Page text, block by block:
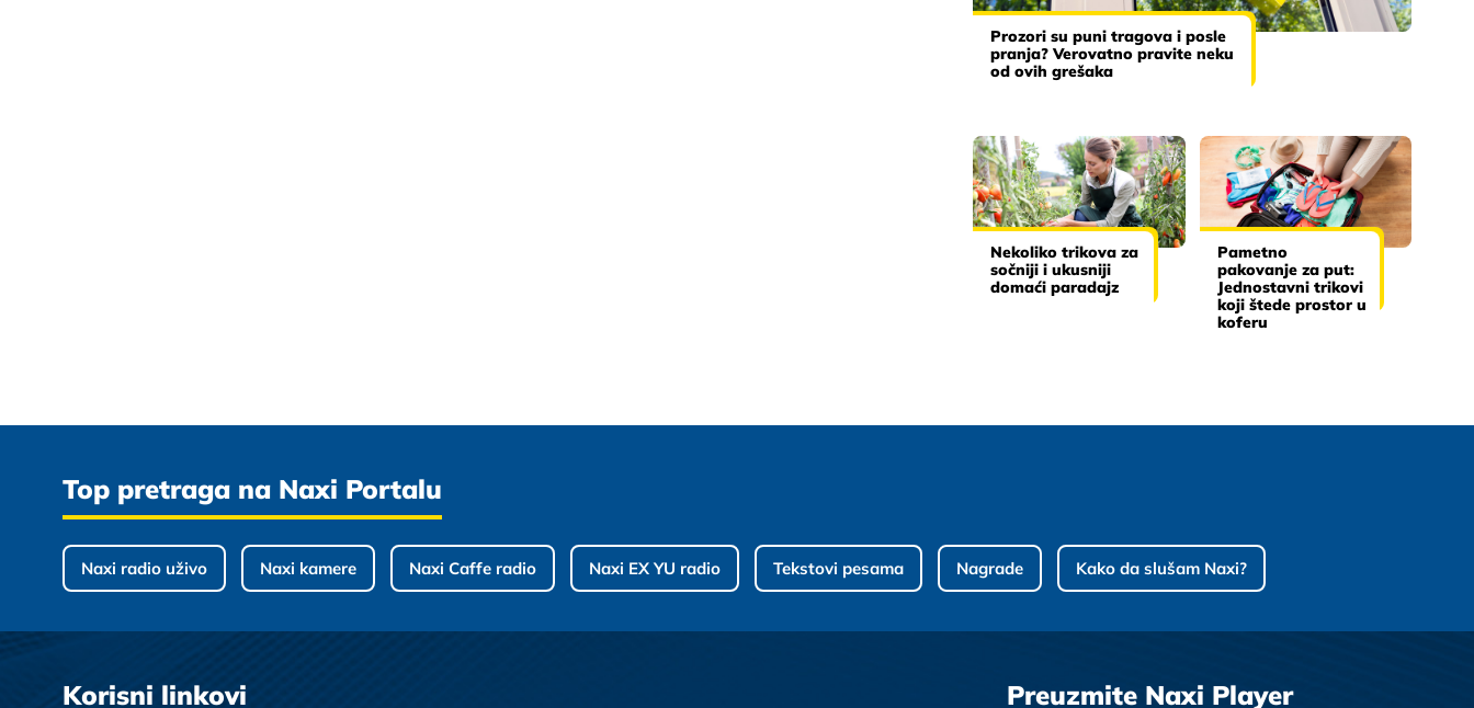
Prozori su puni tragova i posle
pranja? Verovatno pravite neku
od ovih grešaka
Nekoliko trikova za
sočniji i ukusniji
domaći paradajz
Pametno
pakovanje za put:
Jednostavni trikovi
koji štede prostor u
koferu
Top pretraga na Naxi Portalu
Naxi radio uživo Naxi kamere Naxi Caffe radio Naxi EX YU radio Tekstovi pesama Nagrade Kako da slušam Naxi?
Korisni linkovi Preuzmite Naxi Player